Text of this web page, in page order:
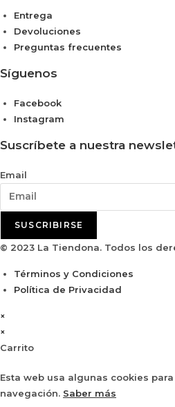
Entrega
Devoluciones
Preguntas frecuentes
Síguenos
Facebook
Instagram
Suscríbete a nuestra
Email
SUSCRIBIRSE
© 2023 La Tiendona. Todos los
Términos y Condiciones
Política de Privacidad
×
×
Carrito
Esta web usa algunas cookies
navegación. Saber más